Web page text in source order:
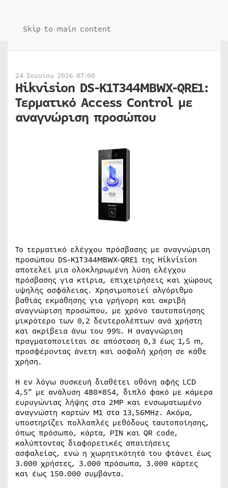
Skip to main content
24 Ιουνίου 2026 07:00
Hikvision DS-K1T344MBWX-QRE1:
Τερματικό Access Control με
αναγνώριση προσώπου
Το τερματικό ελέγχου πρόσβασης με αναγνώριση
προσώπου DS-K1T344MBWX-QRE1 της Hikvision
αποτελεί μια ολοκληρωμένη λύση ελέγχου
πρόσβασης για κτίρια, επιχειρήσεις και χώρους
υψηλής ασφάλειας. Χρησιμοποιεί αλγόριθμο
βαθιάς εκμάθησης για γρήγορη και ακριβή
αναγνώριση προσώπου, με χρόνο ταυτοποίησης
μικρότερο των 0,2 δευτερολέπτων ανά χρήστη
και ακρίβεια άνω του 99%. Η αναγνώριση
πραγματοποιείται σε απόσταση 0,3 έως 1,5 m,
προσφέροντας άνετη και ασφαλή χρήση σε κάθε
χρήση.
Η εν λόγω συσκευή διαθέτει οθόνη αφής LCD
4,5” με ανάλυση 480×854, διπλό φακό με κάμερα
ευρυγώνιας λήψης στα 2MP και ενσωματωμένο
αναγνώστη καρτών M1 στα 13,56MHz. Ακόμα,
υποστηρίζει πολλαπλές μεθόδους ταυτοποίησης,
όπως πρόσωπο, κάρτα, PIN και QR code,
καλύπτοντας διαφορετικές απαιτήσεις
ασφαλείας, ενώ η χωρητικότητά του φτάνει έως
3.000 χρήστες, 3.000 πρόσωπα, 3.000 κάρτες
και έως 150.000 συμβάντα.